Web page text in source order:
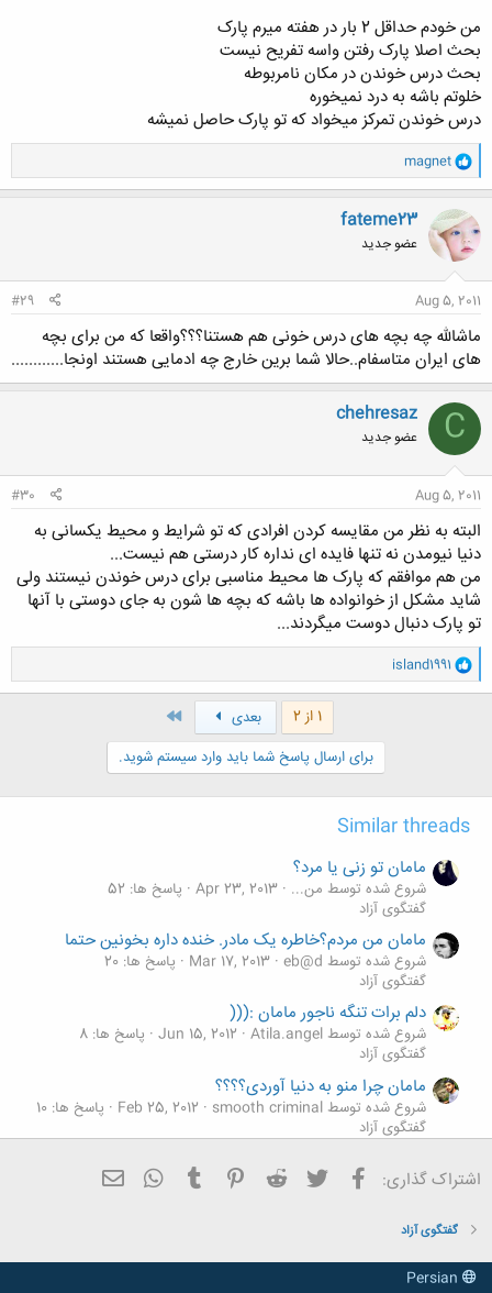
کلیک کنید تا باز شود...
من خودم حداقل 2 بار در هفته میرم پارک
بحث اصلا پارک رفتن واسه تفریح نیست
بحث درس خوندن در مکان نامربوطه
خلوتم باشه به درد نمیخوره
درس خوندن تمرکز میخواد که تو پارک حاصل نمیشه
و
ا
ک
ن
ش
ه
ا
magnet
fateme23
عضو جدید
Aug 5, 2011
#29
ماشالله چه بچه های درس خونی هم هستنا؟؟؟واقعا که من برای بچه
های ایران متاسفام..حالا شما برین خارج چه ادمایی هستند اونجا............
C
chehresaz
عضو جدید
Aug 5, 2011
#30
البته به نظر من مقایسه کردن افرادی که تو شرایط و محیط یکسانی به
دنیا نیومدن نه تنها فایده ای نداره کار درستی هم نیست...
من هم موافقم که پارک ها محیط مناسبی برای درس خوندن نیستند ولی
شاید مشکل از خوانواده ها باشه که بچه ها شون به جای دوستی با آنها
تو پارک دنبال دوست میگردند...
و
ا
ک
island1991
1 از 2 بعدی
برای ارسال پاسخ شما باید وارد سیستم شوید.
Similar threads
مامان تو زنی یا مرد؟
شروع شده توسط من... Apr 23, 2013 پاسخ ها: 52
گفتگوی آزاد
مامان من مردم؟خاطره یک مادر. خنده داره بخونین حتما
شروع شده توسط eb@d Mar 17, 2013
پاسخ ها: 20
گفتگوی آزاد
دلم برات تنگه ناجور مامان :(((
شروع شده توسط Atila.angel Jun 15, 2012 پاسخ ها: 8
گفتگوی آزاد
مامان چرا منو به دنیا آوردی؟؟؟؟
شروع شده توسط smooth criminal Feb 25, 2012
پاسخ ها: 10
گفتگوی آزاد
داستان مامان
شروع شده توسط sir.i Feb 28, 2011
پاسخ ها: 2
اشتراک گذاری: فیسبوک تویتر Reddit
Pinterest
Tumblr
WhatsApp
گفتگوی آزاد